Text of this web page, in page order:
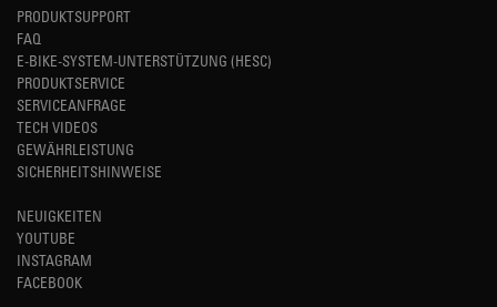
PRODUKTSUPPORT
FAQ
E-BIKE-SYSTEM-UNTERSTÜTZUNG (HESC)
PRODUKTSERVICE
SERVICEANFRAGE
TECH VIDEOS
GEWÄHRLEISTUNG
SICHERHEITSHINWEISE
NEUIGKEITEN
YOUTUBE
INSTAGRAM
FACEBOOK